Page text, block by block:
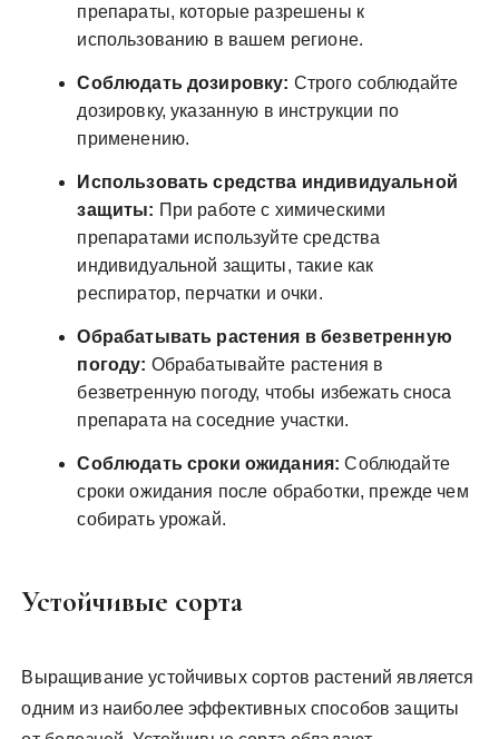
препараты, которые разрешены к
использованию в вашем регионе.
Соблюдать дозировку: Строго соблюдайте
дозировку, указанную в инструкции по
применению.
Использовать средства индивидуальной
защиты: При работе с химическими
препаратами используйте средства
индивидуальной защиты, такие как
респиратор, перчатки и очки.
Обрабатывать растения в безветренную
погоду: Обрабатывайте растения в
безветренную погоду, чтобы избежать сноса
препарата на соседние участки.
Соблюдать сроки ожидания: Соблюдайте
сроки ожидания после обработки, прежде чем
собирать урожай.
Устойчивые сорта
Выращивание устойчивых сортов растений является
одним из наиболее эффективных способов защиты